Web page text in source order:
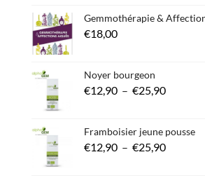
Gemmothérapie &
€18,00
Noyer bourgeon
€12,90 – €25,90Plage
prix :
€12,90
Framboisier jeune pousse
€12,90 – €25,90Plage